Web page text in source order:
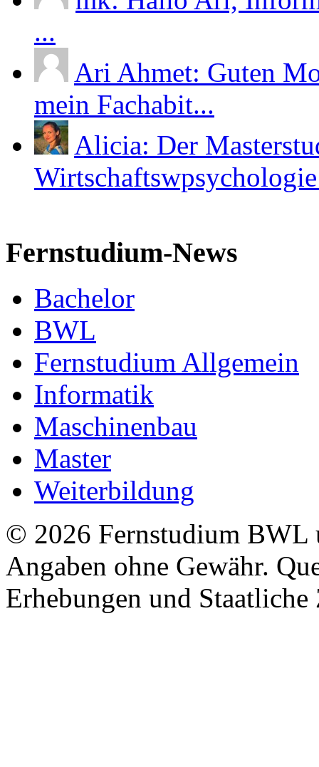
...
Ari Ahmet: Guten
mein Fachabit...
Alicia: Der
Fernstudium-News
Bachelor
BWL
Fernstudium Allgemein
Informatik
Maschinenbau
Master
Weiterbildung
© 2026 Fernstudium BWL
Angaben ohne Gewähr.
Erhebungen und